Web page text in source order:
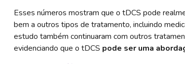
Esses números mostram que o tDCS pode
bem a outros tipos de tratamento, incluindo
estudo também continuaram com outros
evidenciando que o tDCS pode ser uma